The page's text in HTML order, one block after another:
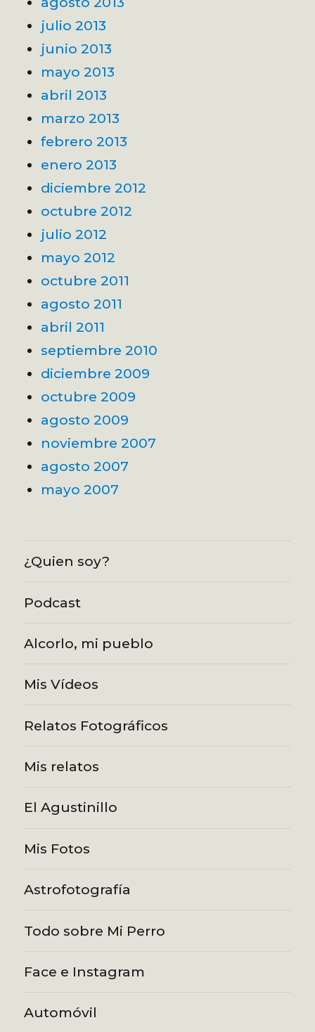
julio 2013
junio 2013
mayo 2013
abril 2013
marzo 2013
febrero 2013
enero 2013
diciembre 2012
octubre 2012
julio 2012
mayo 2012
octubre 2011
agosto 2011
abril 2011
septiembre 2010
diciembre 2009
octubre 2009
agosto 2009
noviembre 2007
agosto 2007
mayo 2007
¿Quien soy?
Podcast
Alcorlo, mi pueblo
Mis Vídeos
Relatos Fotográficos
Mis relatos
El Agustinillo
Mis Fotos
Astrofotografía
Todo sobre Mi Perro
Face e Instagram
Automóvil